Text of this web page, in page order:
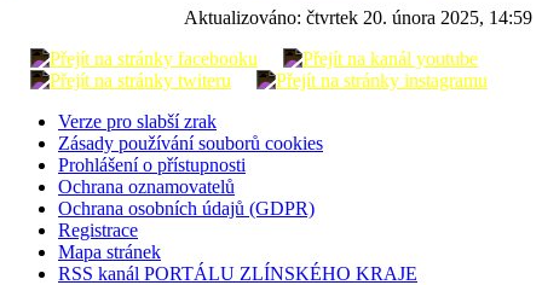
Aktualizováno: čtvrtek 20. února 2025, 14:59
Verze pro slabší zrak
Zásady používání souborů cookies
Prohlášení o přístupnosti
Ochrana oznamovatelů
Ochrana osobních údajů (GDPR)
Registrace
Mapa stránek
RSS kanál PORTÁLU ZLÍNSKÉHO KRAJE